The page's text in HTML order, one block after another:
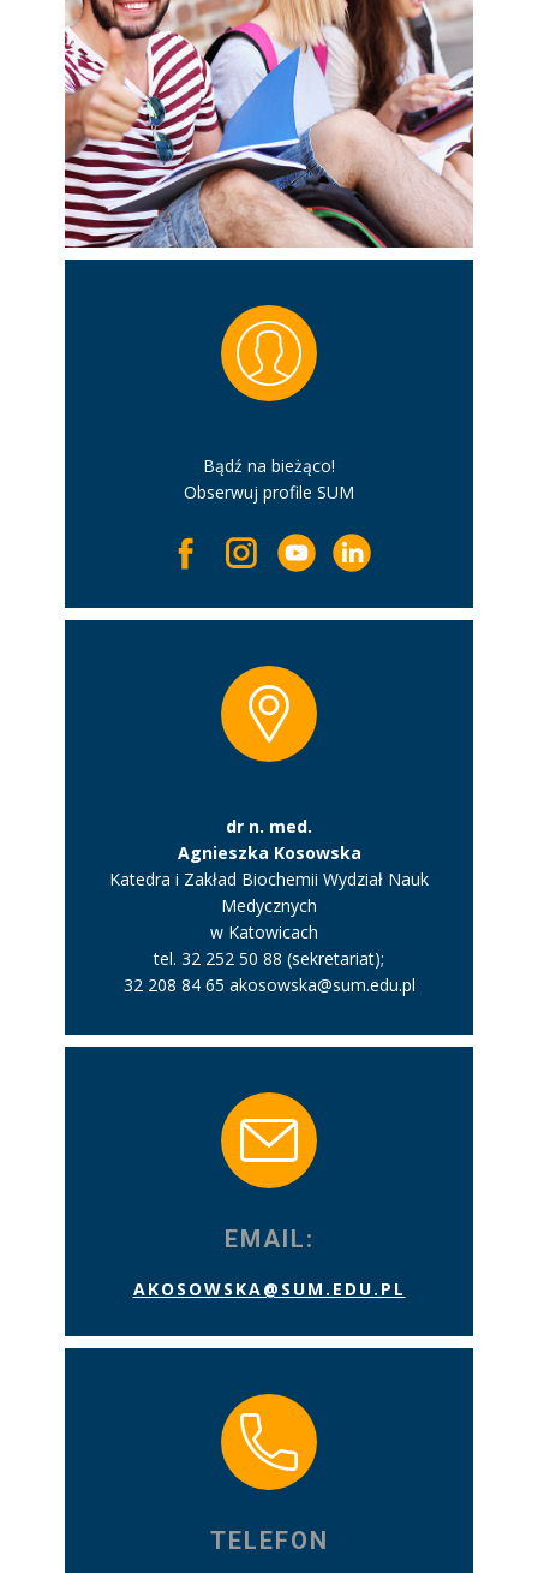
Bądź na bieżąco!
Obserwuj profile SUM
dr n. med.
Agnieszka Kosowska
Katedra i Zakład Biochemii Wydział Nauk
Medycznych
w Katowicach
tel. 32 252 50 88 (sekretariat);
32 208 84 65 akosowska@sum.edu.pl
EMAIL:
AKOSOWSKA@SUM.EDU.PL
TELEFON